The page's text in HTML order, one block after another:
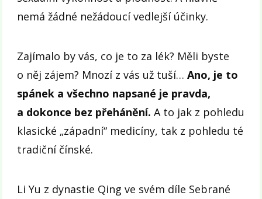
nemá žádné nežádoucí vedlejší účinky.
Zajímalo by vás, co je to za lék? Měli byste
o něj zájem? Mnozí z vás už tuší…Ano, je to
spánek a všechno napsané je pravda,
a dokonce bez přehánění. A to jak z pohledu
klasické „západní“ medicíny, tak z pohledu té
tradiční čínské.
Li Yu z dynastie Qing ve svém díle Sebrané